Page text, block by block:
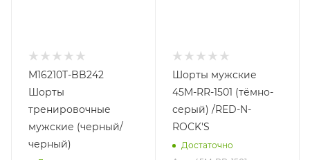
M16210T-BB242
Шорты
тренировочные
мужские (черный/
черный)
Шорты мужские
45M-RR-1501 (тёмно-
серый) /RED-N-
ROCK'S
Достаточно